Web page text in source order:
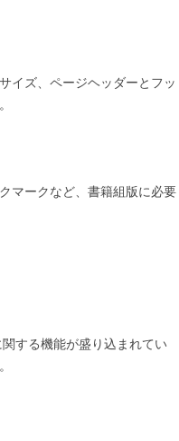
イズ、ページヘッダーとフッ
マークなど、書籍組版に必要
する機能が盛り込まれてい